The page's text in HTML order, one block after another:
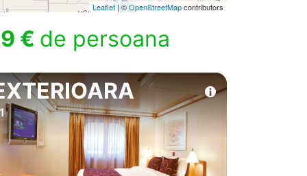
Leaflet | ©OpenStreetMapcontributors
€ de persoana